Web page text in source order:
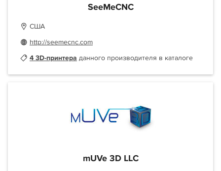
SeeMeCNC
США
http://seemecnc.com
4 3D-принтера данного производителя в каталоге
mUVe 3D LLC